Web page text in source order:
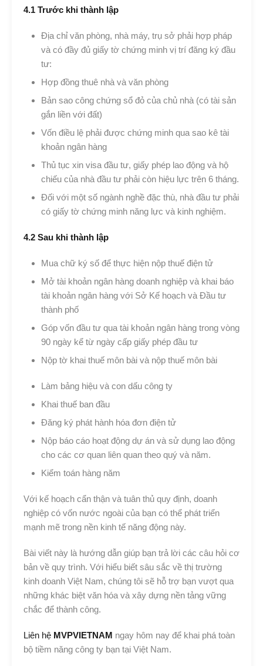
4.1 Trước khi thành lập
Địa chỉ văn phòng, nhà máy, trụ sở phải hợp pháp
và có đầy đủ giấy tờ chứng minh vị trí đăng ký đầu
tư:
Hợp đồng thuê nhà và văn phòng
Bản sao công chứng sổ đỏ của chủ nhà (có tài sản
gắn liền với đất)
Vốn điều lệ phải được chứng minh qua sao kê tài
khoản ngân hàng
Thủ tục xin visa đầu tư, giấy phép lao động và hộ
chiếu của nhà đầu tư phải còn hiệu lực trên 6 tháng.
Đối với một số ngành nghề đặc thù, nhà đầu tư phải
có giấy tờ chứng minh năng lực và kinh nghiệm.
4.2 Sau khi thành lập
Mua chữ ký số để thực hiện nộp thuế điện tử
Mở tài khoản ngân hàng doanh nghiệp và khai báo
tài khoản ngân hàng với Sở Kế hoạch và Đầu tư
thành phố
Góp vốn đầu tư qua tài khoản ngân hàng trong vòng
90 ngày kể từ ngày cấp giấy phép đầu tư
Nộp tờ khai thuế môn bài và nộp thuế môn bài
Làm bảng hiệu và con dấu công ty
Khai thuế ban đầu
Đăng ký phát hành hóa đơn điện tử
Nộp báo cáo hoạt động dự án và sử dụng lao động
cho các cơ quan liên quan theo quý và năm.
Kiểm toán hàng năm
Với kế hoạch cẩn thận và tuân thủ quy định, doanh
nghiệp có vốn nước ngoài của bạn có thể phát triển
mạnh mẽ trong nền kinh tế năng động này.
Bài viết này là hướng dẫn giúp bạn trả lời các câu hỏi cơ
bản về quy trình. Với hiểu biết sâu sắc về thị trường
kinh doanh Việt Nam, chúng tôi sẽ hỗ trợ bạn vượt qua
những khác biệt văn hóa và xây dựng nền tảng vững
chắc để thành công.
Liên hệ MVPVIETNAM ngay hôm nay để khai phá toàn
bộ tiềm năng công ty bạn tại Việt Nam.